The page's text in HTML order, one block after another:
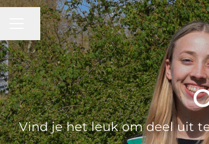
CARRIÈREMENU
Pagina delen
Vind je het leuk om deel uit